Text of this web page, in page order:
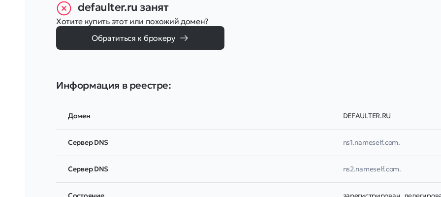
defaulter.ru занят
Хотите купить этот или похожий домен?
Обратиться к брокеру
Информация в реестре:
Домен DEFAULTER.RU
Сервер DNS ns1.nameself.com.
Сервер DNS ns2.nameself.com.